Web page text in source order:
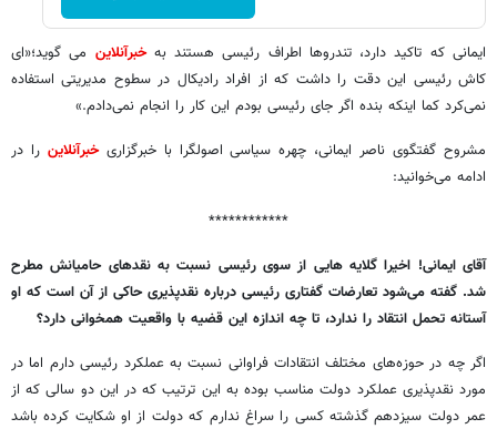
ایمانی که تاکید دارد، تندروها اطراف رئیسی هستند بهخبرآنلاین می گوید؛«ای
کاش رئیسی این دقت را داشت که از افراد رادیکال در سطوح مدیریتی استفاده
نمی‌کرد کما اینکه بنده اگر جای رئیسی بودم این کار را انجام نمی‌دادم.»
مشروح گفتگوی ناصر ایمانی، چهره سیاسی اصولگرا با خبرگزاریخبرآنلاین را در
ادامه می‌خوانید:
************
آقای ایمانی! اخیرا گلایه هایی از سوی رئیسی نسبت به نقدهای حامیانش مطرح
شد. گفته می‌شود تعارضات گفتاری رئیسی درباره نقدپذیری حاکی از آن است که او
آستانه تحمل انتقاد را ندارد، تا چه اندازه این قضیه با واقعیت همخوانی دارد؟
اگر چه در حوزه‌های مختلف انتقادات فراوانی نسبت به عملکرد رئیسی دارم اما در
مورد نقدپذیری عملکرد دولت مناسب بوده به این ترتیب که در این دو سالی که از
عمر دولت سیزدهم گذشته کسی را سراغ ندارم که دولت از او شکایت کرده باشد